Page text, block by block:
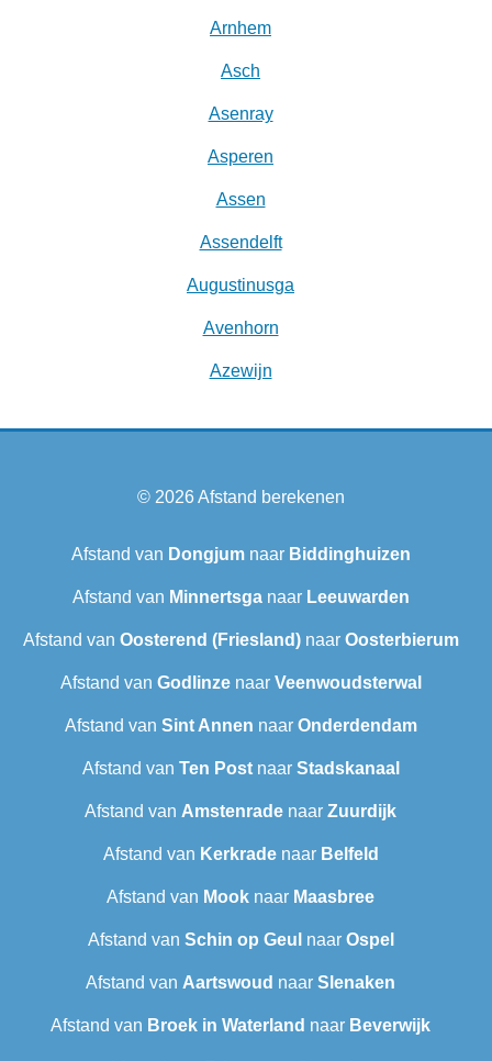
Arnhem
Asch
Asenray
Asperen
Assen
Assendelft
Augustinusga
Avenhorn
Azewijn
© 2026Afstand berekenen
Afstand van Dongjumnaar Biddinghuizen
Afstand van Minnertsganaar Leeuwarden
Afstand van Oosterend (Friesland)naar Oosterbierum
Afstand van Godlinzenaar Veenwoudsterwal
Afstand van Sint Annen naar Onderdendam
Afstand van Ten Postnaar Stadskanaal
Afstand van Amstenrade naar Zuurdijk
Afstand van Kerkradenaar Belfeld
Afstand van Mook naar Maasbree
Afstand van Schin op Geul naar Ospel
Afstand van Aartswoud naar Slenaken
Afstand van Broek in Waterland naar Beverwijk